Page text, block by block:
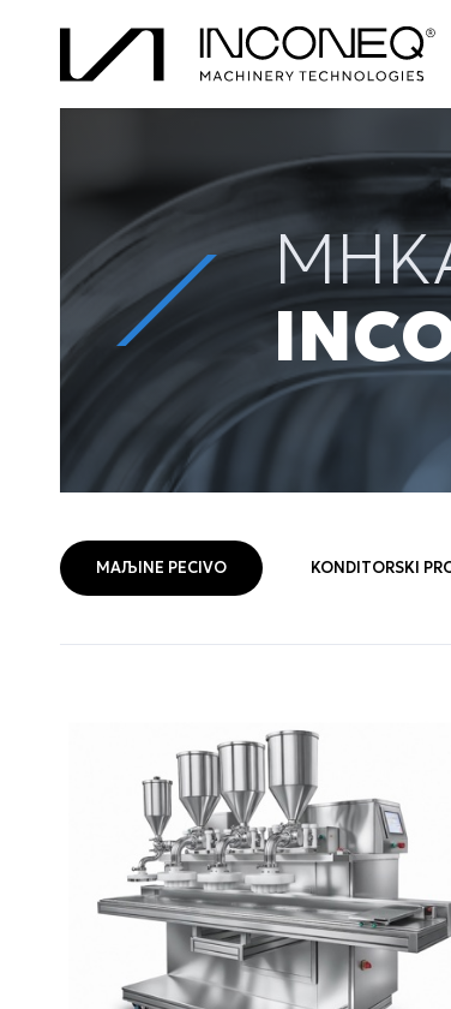
MAЉINE PECIVO KONDITORSKI